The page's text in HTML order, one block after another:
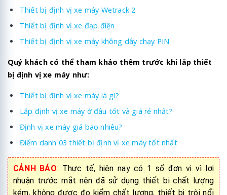
Thiết bị định vị xe máy Wetrack 2
Thiết bị định vị xe đạp điện
Thiết bị định vị xe máy không dây chạy PIN
Quý khách có thể tham khảo thêm trước khi lắp thiết
bị định vị xe máy như:
Thiết bị định vị xe máy là gì?
Lắp định vị xe máy ở đâu tốt và giá rẻ nhất?
Định vị xe máy giá bao nhiêu?
Điểm danh 03 thiết bị định vị xe máy tốt nhất
CẢNH BÁO: Thực tế, hiện nay có 1 số đơn vị vì lợi
nhuận trước mắt nên đã sử dụng thiết bị chất lượng
kém, không được đo kiểm chất lượng, thiết bị trôi nổi